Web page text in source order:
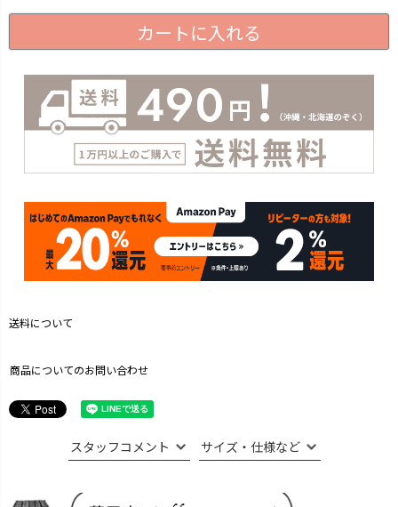
カートに入れる
送料について
商品についてのお問い合わせ
スタッフコメント サイズ・仕様など